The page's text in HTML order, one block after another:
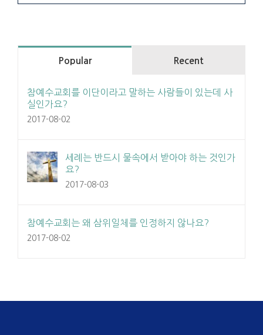
Popular Recent
참예수교회를 이단이라고 말하는 사람들이 있는데 사
실인가요?
2017-08-02
세례는 반드시 물속에서 받아야 하는 것인가
요?
2017-08-03
참예수교회는 왜 삼위일체를 인정하지 않나요?
2017-08-02